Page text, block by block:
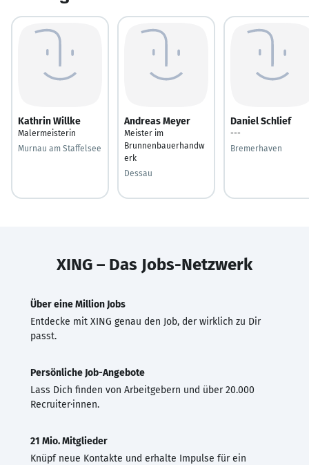
Kathrin Willke
Malermeisterin
Murnau am Staffelsee
Andreas Meyer
Meister im
Brunnenbauerhandw
erk
Dessau
Daniel Schlief
---
Bremerhaven
XING – Das Jobs-Netzwerk
Über eine Million Jobs
Entdecke mit XING genau den Job, der wirklich zu Dir
passt.
Persönliche Job-Angebote
Lass Dich finden von Arbeitgebern und über 20.000
Recruiter·innen.
21 Mio. Mitglieder
Knüpf neue Kontakte und erhalte Impulse für ein